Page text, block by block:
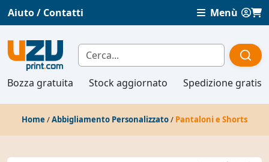
Aiuto / Contatti Menù
Bozza gratuita Stock aggiornato Spedizione gratis
Home /Abbigliamento Personalizzato/ Pantaloni e Shorts